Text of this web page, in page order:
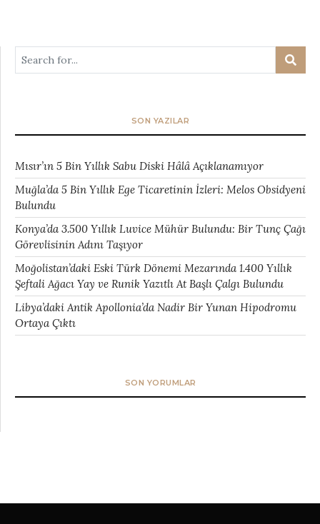
SON YAZILAR
Mısır’ın 5 Bin Yıllık Sabu Diski Hâlâ Açıklanamıyor
Muğla’da 5 Bin Yıllık Ege Ticaretinin İzleri: Melos Obsidyeni
Bulundu
Konya’da 3.500 Yıllık Luvice Mühür Bulundu: Bir Tunç Çağı
Görevlisinin Adını Taşıyor
Moğolistan’daki Eski Türk Dönemi Mezarında 1.400 Yıllık
Şeftali Ağacı Yay ve Runik Yazıtlı At Başlı Çalgı Bulundu
Libya’daki Antik Apollonia’da Nadir Bir Yunan Hipodromu
Ortaya Çıktı
SON YORUMLAR